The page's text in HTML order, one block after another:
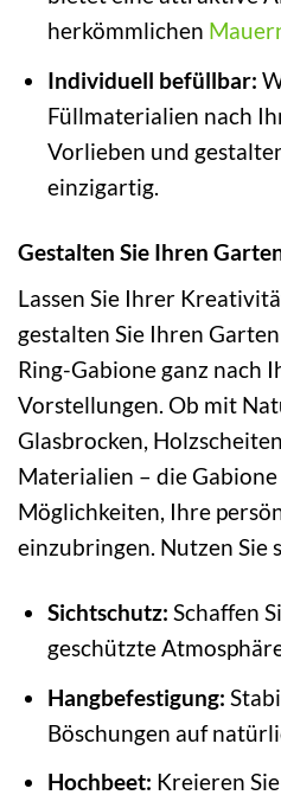
herkömmlichen
Individuell befüllbar:
Füllmaterialien nach
Vorlieben und
einzigartig.
Gestalten Sie Ihren
Lassen Sie Ihrer
gestalten Sie Ihren
Ring-Gabione ganz nach
Vorstellungen. Ob mit
Glasbrocken,
Materialien – die
Möglichkeiten, Ihre
einzubringen. Nutzen Sie
Sichtschutz: Schaffen
geschützte
Hangbefestigung:
Böschungen auf
Hochbeet: Kreieren